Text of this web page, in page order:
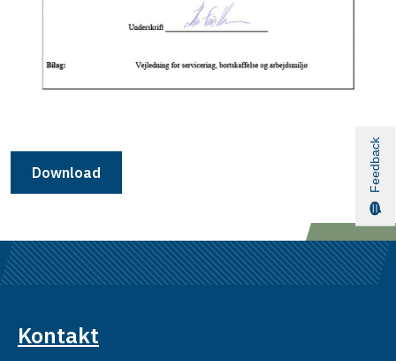
Download
Kontakt
Feedback